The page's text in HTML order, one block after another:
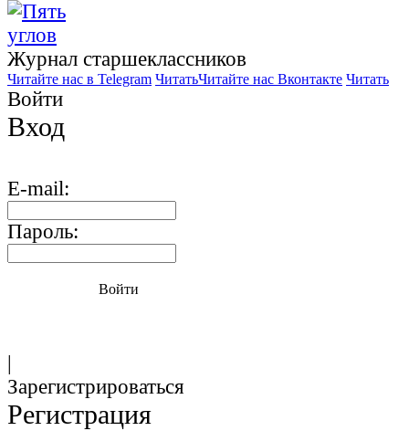
Журнал старшекласcников
Читайте нас в Telegram ЧитатьЧитайте нас Вконтакте Читать
Войти
Вход
E-mail:
Пароль:
Войти
|
Зарегистрироваться
Регистрация